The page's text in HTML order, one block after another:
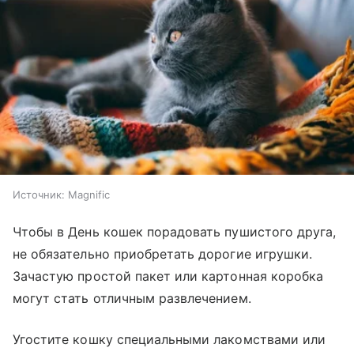
Источник: Magnific
Чтобы в День кошек порадовать пушистого друга,
не обязательно приобретать дорогие игрушки.
Зачастую простой пакет или картонная коробка
могут стать отличным развлечением.
Угостите кошку специальными лакомствами или